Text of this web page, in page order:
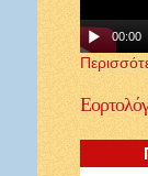
00:00